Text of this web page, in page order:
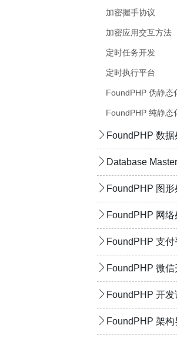
加密握手协议
加密应用交互方法
定时任务开发
定时执行平台
FoundPHP 伪静态
FoundPHP 纯静态
FoundPHP 数据
Database
FoundPHP 图形
FoundPHP 网络
FoundPHP 支付
FoundPHP 微信
FoundPHP 开发
FoundPHP 架